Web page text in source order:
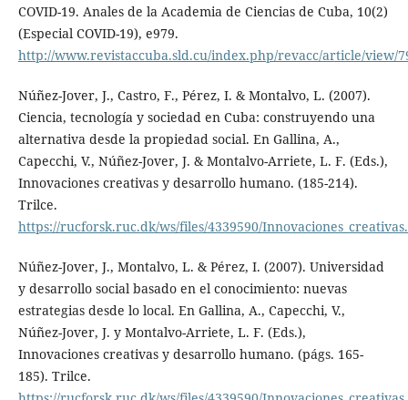
COVID-19. Anales de la Academia de Ciencias de Cuba, 10(2)
(Especial COVID-19), e979.
http://www.revistaccuba.sld.cu/index.php/revacc/article/view/
Núñez-Jover, J., Castro, F., Pérez, I. & Montalvo, L. (2007).
Ciencia, tecnología y sociedad en Cuba: construyendo una
alternativa desde la propiedad social. En Gallina, A.,
Capecchi, V., Núñez-Jover, J. & Montalvo-Arriete, L. F. (Eds.),
Innovaciones creativas y desarrollo humano. (185-214).
Trilce.
https://rucforsk.ruc.dk/ws/files/4339590/
Núñez-Jover, J., Montalvo, L. & Pérez, I. (2007). Universidad
y desarrollo social basado en el conocimiento: nuevas
estrategias desde lo local. En Gallina, A., Capecchi, V.,
Núñez-Jover, J. y Montalvo-Arriete, L. F. (Eds.),
Innovaciones creativas y desarrollo humano. (págs. 165-
185). Trilce.